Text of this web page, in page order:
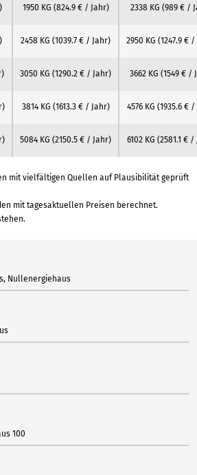
1950 KG (824.9 € / Jahr) 2338 KG (989 € /
2458 KG (1039.7 € / Jahr) 2950 KG (1247.9 €
3050 KG (1290.2 € / Jahr) 3662 KG (1549 € /
3814 KG (1613.3 € / Jahr) 4576 KG (1935.6 € /
5084 KG (2150.5 € / Jahr) 6102 KG (2581.1 € /
mit vielfältigen Quellen auf Plausibilität geprüft
mit tagesaktuellen Preisen berechnet.
Nullenergiehaus
100